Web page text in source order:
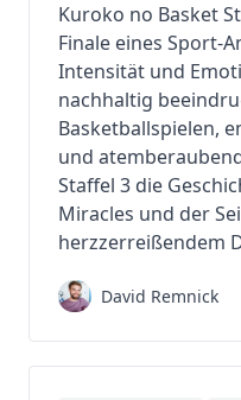
Kuroko no Basket
Finale eines Sport-
Intensität und
nachhaltig
Basketballspielen,
und
Staffel 3 die
Miracles und der
herzzerreißendem
David Remnick